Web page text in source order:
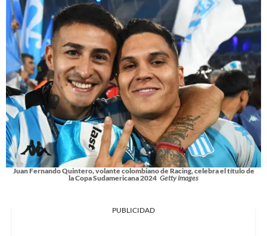
Juan Fernando Quintero, volante colombiano de Racing, celebra el título de
la Copa Sudamericana 2024 Getty Images
PUBLICIDAD